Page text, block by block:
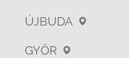
ÚJBUDA
GYŐR